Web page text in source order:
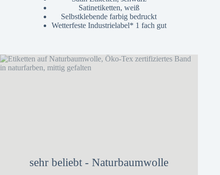
Satinetiketten, weiß
Selbstklebende farbig bedruckt
Wetterfeste Industrielabel* 1 fach gut
sehr beliebt - Naturbaumwolle